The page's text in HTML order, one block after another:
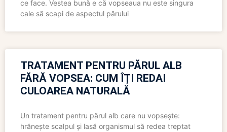
ce face. Vestea bună e că vopseaua nu este singura
cale să scapi de aspectul părului
TRATAMENT PENTRU PĂRUL ALB
FĂRĂ VOPSEA: CUM ÎȚI REDAI
CULOAREA NATURALĂ
Un tratament pentru părul alb care nu vopsește:
hrănește scalpul și lasă organismul să redea treptat